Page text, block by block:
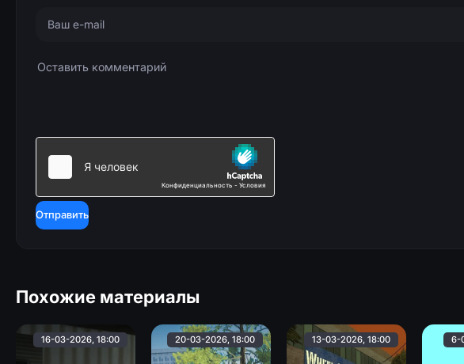
Отправить
Похожие материалы
16-03-2026, 18:00 20-03-2026, 18:00 13-03-2026, 18:00 6-